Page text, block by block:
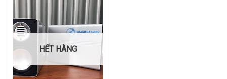
HẾT HÀNG